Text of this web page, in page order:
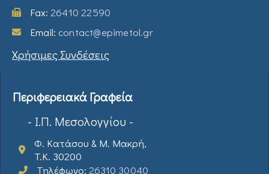
Fax: 26410 22590
Email: contact@epimetol.gr
Χρήσιμες Συνδέσεις
Περιφερειακά Γραφεία
- Ι.Π. Μεσολογγίου -
Φ. Κατάσου & Μ. Μακρή,
T.K. 30200
Τηλέφωνο: 26310 30040